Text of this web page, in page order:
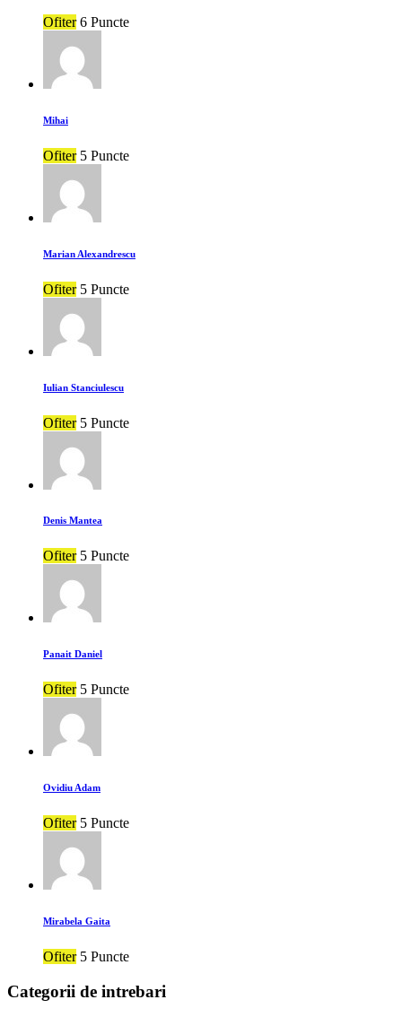
Ofiter 6 Puncte
Mihai
Ofiter 5 Puncte
Marian Alexandrescu
Ofiter 5 Puncte
Iulian Stanciulescu
Ofiter 5 Puncte
Denis Mantea
Ofiter 5 Puncte
Panait Daniel
Ofiter 5 Puncte
Ovidiu Adam
Ofiter 5 Puncte
Mirabela Gaita
Ofiter 5 Puncte
Categorii de intrebari